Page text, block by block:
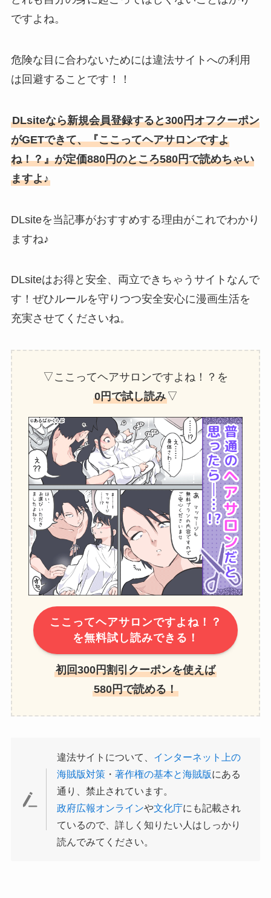
ですよね。
危険な目に合わないためには違法サイトへの利用
は回避することです！！
DLsiteなら新規会員登録すると300円オフクーポン
がGETできて、『ここってヘアサロンですよ
ね！？』が定価880円のところ580円で読めちゃい
ますよ♪
DLsiteを当記事がおすすめする理由がこれでわかり
ますね♪
DLsiteはお得と安全、両立できちゃうサイトなんで
す！ぜひルールを守りつつ安全安心に漫画生活を
充実させてくださいね。
▽ここってヘアサロンですよね！？を
0円で試し読み ▽
ここってヘアサロンですよね！？
を無料試し読みできる！
初回300円割引クーポンを使えば
580円で読める！
違法サイトについて、 インターネット上の
海賊版対策 ・著作権の基本と海賊版にある
通り、禁止されています。
政府広報オンラインや文化庁にも記載され
ているので、詳しく知りたい人はしっかり
読んでみてください。